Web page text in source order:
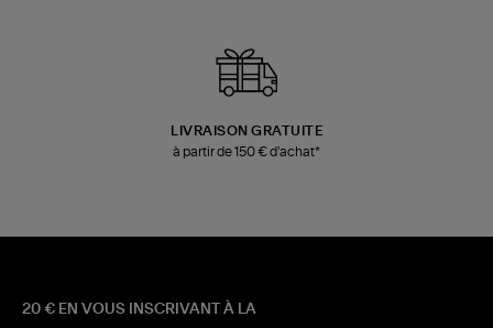
LIVRAISON GRATUITE
à partir de 150 € d'achat*
20 € EN VOUS INSCRIVANT À LA